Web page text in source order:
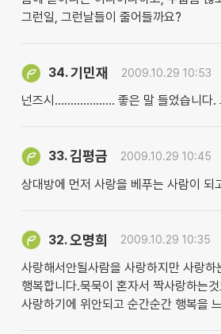
그런일, 그런날들이 줄어들까요?
34.기민재 2009.10.29 10:53
넌즈시................... 좋은 말 들었습니다.
33.김평금 2009.10.29 10:45
상대방에 먼저 사랑을 베푸는 사람이 되
32.오명희 2009.10.29 10:35
사랑해서안될사람을 사랑하지만 사랑하
행복합니다.묵묵이 혼자서 짝사랑하는
사랑하기에 위안되고 순간순간 행복을